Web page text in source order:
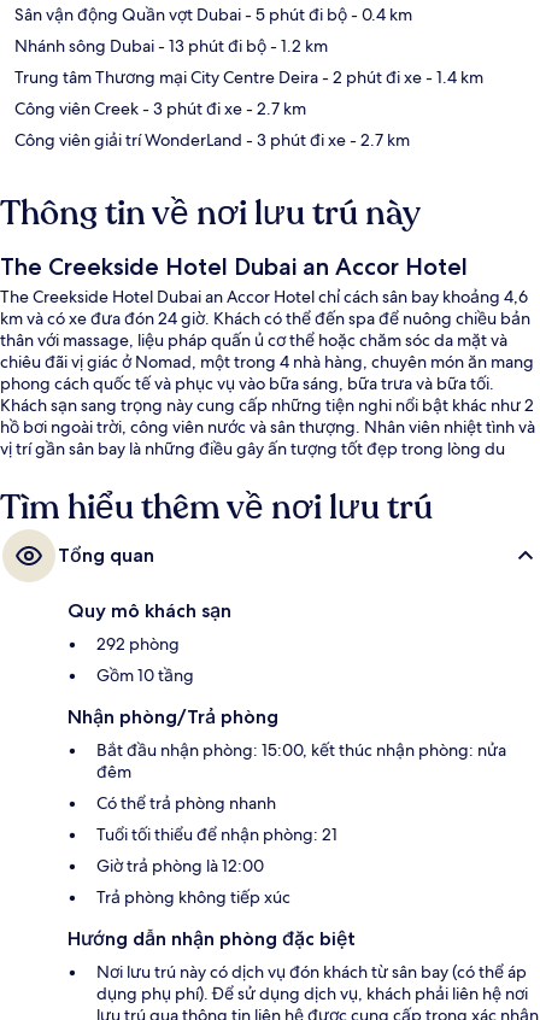
Sân vận động Quần vợt Dubai- 5 phút đi bộ- 0.4 km
Nhánh sông Dubai- 13 phút đi bộ- 1.2 km
Trung tâm Thương mại City Centre Deira- 2 phút đi xe- 1.4 km
Công viên Creek- 3 phút đi xe- 2.7 km
Công viên giải trí WonderLand - 3 phút đi xe- 2.7 km
Thông tin về nơi lưu trú này
The Creekside Hotel Dubai an Accor Hotel
The Creekside Hotel Dubai an Accor Hotel chỉ cách sân bay khoảng 4,6
km và có xe đưa đón 24 giờ. Khách có thể đến spa để nuông chiều bản
thân với massage, liệu pháp quấn ủ cơ thể hoặc chăm sóc da mặt và
chiêu đãi vị giác ở Nomad, một trong 4 nhà hàng, chuyên món ăn mang
phong cách quốc tế và phục vụ vào bữa sáng, bữa trưa và bữa tối.
Khách sạn sang trọng này cung cấp những tiện nghi nổi bật khác như 2
hồ bơi ngoài trời, công viên nước và sân thượng. Nhân viên nhiệt tình và
vị trí gần sân bay là những điều gây ấn tượng tốt đẹp trong lòng du
phút đi bộ.
Tìm hiểu thêm về nơi lưu trú
Tổng quan
Quy mô khách sạn
292 phòng
Gồm 10 tầng
Nhận phòng/Trả phòng
Bắt đầu nhận phòng: 15:00, kết thúc nhận phòng: nửa
đêm
Có thể trả phòng nhanh
Tuổi tối thiểu để nhận phòng: 21
Giờ trả phòng là 12:00
Trả phòng không tiếp xúc
Hướng dẫn nhận phòng đặc biệt
Nơi lưu trú này có dịch vụ đón khách từ sân bay (có thể áp
dụng phụ phí). Để sử dụng dịch vụ, khách phải liên hệ nơi
lưu trú qua thông tin liên hệ được cung cấp trong xác nhận